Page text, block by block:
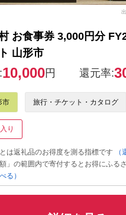
お食事券 3,000円分
山形市
10,000円 還元率:
市 旅行・チケット・カタログ
り
は返礼品のお得度を測る指標です
」の範囲内で寄付するとお得にふる
る）